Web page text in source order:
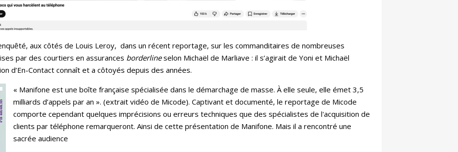
aux côtés de Louis Leroy, dans un récent reportage, sur les commanditaires de nombreuses
par des courtiers en assurances borderlineselon Michaël de Marliave : il s’agirait de Yoni et Michaël
d’En-Contact connaît et a côtoyés depuis des années.
« Manifone est une boîte française spécialisée dans le démarchage de masse. À elle seule, elle émet 3,5
milliards d’appels par an ». (extrait vidéo de Micode). Captivant et documenté, le reportage de Micode
comporte cependant quelques imprécisions ou erreurs techniques que des spécialistes de l'acquisition de
clients par téléphone remarqueront. Ainsi de cette présentation de Manifone. Mais il a rencontré une
sacrée audience